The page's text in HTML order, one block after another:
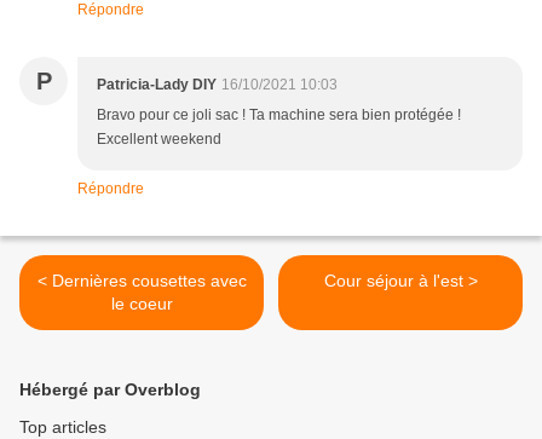
Répondre
P Patricia-Lady DIY 16/10/2021 10:03
Bravo pour ce joli sac ! Ta machine sera bien protégée !
Excellent weekend
Répondre
< Dernières cousettes avec
le coeur
Cour séjour à l'est >
Hébergé par Overblog
Top articles